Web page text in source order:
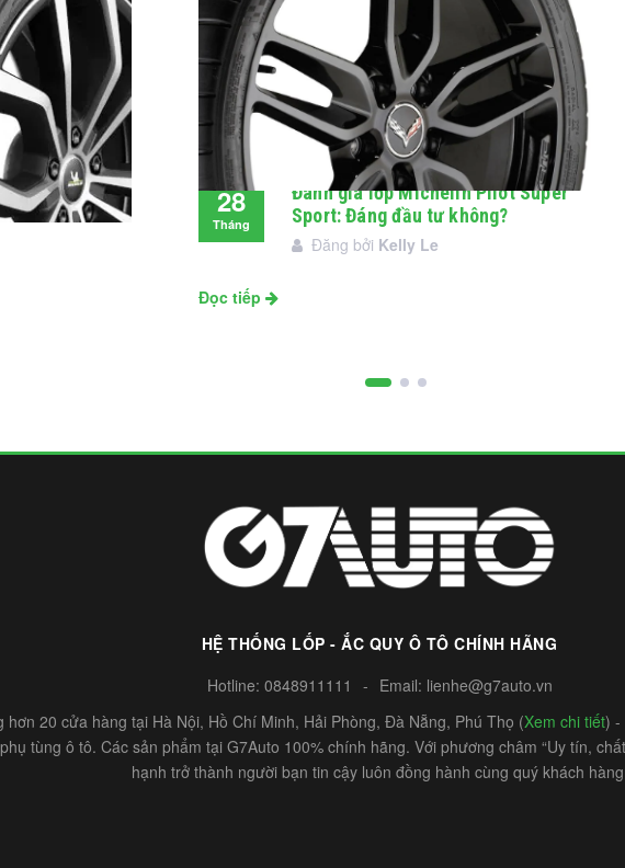
Primacy SUV:
28
Tháng
Đánh giá lốp Michelin Pilot Super
Sport: Đáng đầu tư không?
Đăng bởi Kelly Le
Đọc tiếp
HỆ THỐNG LỐP - ẮC QUY Ô TÔ CHÍNH HÃNG
Hotline: 0848911111 - Email: lienhe@g7auto.vn
hơn 20 cửa hàng tại Hà Nội, Hồ Chí Minh, Hải Phòng, Đà Nẵng, Phú Thọ (Xem chi tiết) -
tùng ô tô. Các sản phẩm tại G7Auto 100% chính hãng. Với phương châm “Uy tín,
hạnh trở thành người bạn tin cậy luôn đồng hành cùng quý khách